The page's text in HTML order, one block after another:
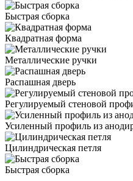
Быстрая сборка
Квадратная форма
Металлические ручки
Распашная дверь
Регулируемый стеновой
Усиленный профиль из
Цилиндрическая петля
Быстрая сборка